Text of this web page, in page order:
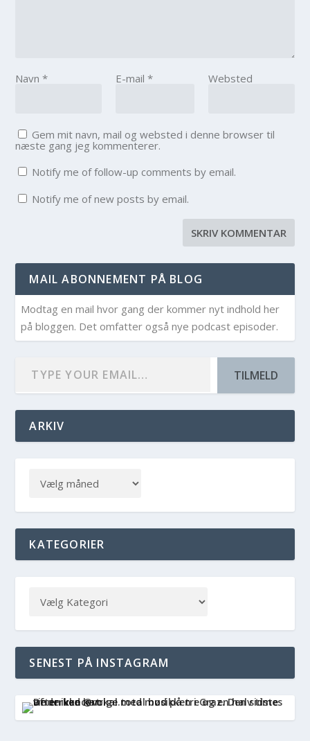
Navn* E-mail * Websted
Gem mit navn, mail og websted i denne browser til
næste gang jeg kommenterer.
Notify me of follow-up comments by email.
Notify me of new posts by email.
MAIL ABONNEMENT PÅ BLOG
Modtag en mail hvor gang der kommer nyt indhold her
på bloggen. Det omfatter også nye podcast episoder.
TILMELD
ARKIV
KATEGORIER
SENEST PÅ INSTAGRAM